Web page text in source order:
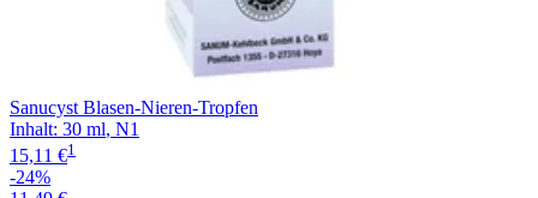
Sanucyst Blasen-Nieren-Tropfen
Inhalt: 30 ml, N1
15,11 €1
-24%